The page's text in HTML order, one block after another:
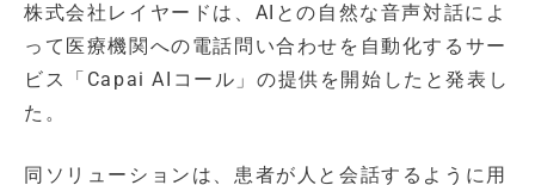
株式会社レイヤードは、AIとの自然な音声対話によ
って医療機関への電話問い合わせを自動化するサー
ビス「Capai AIコール」の提供を開始したと発表し
た。
同ソリューションは、患者が人と会話するように用